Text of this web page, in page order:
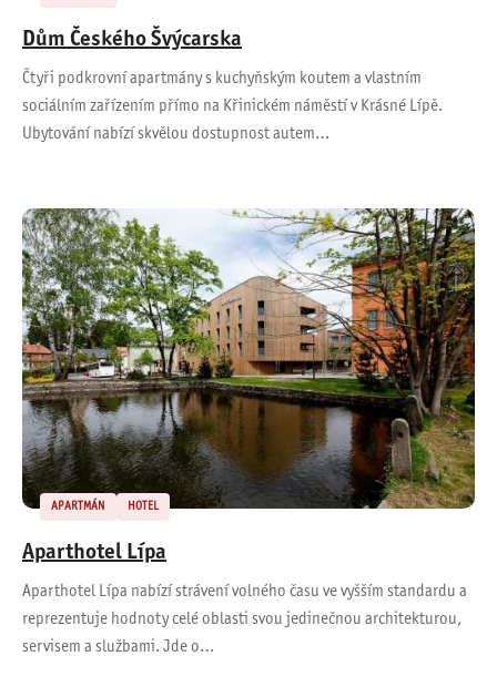
Dům Českého Švýcarska
Čtyři podkrovní apartmány s kuchyňským koutem a vlastním
sociálním zařízením přímo na Křinickém náměstí v Krásné Lípě.
Ubytování nabízí skvělou dostupnost autem…
APARTMÁN HOTEL
Aparthotel Lípa
Aparthotel Lípa nabízí strávení volného času ve vyšším standardu a
reprezentuje hodnoty celé oblasti svou jedinečnou architekturou,
servisem a službami. Jde o…